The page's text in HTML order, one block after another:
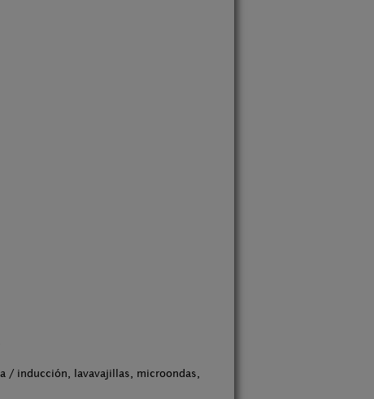
/ inducción, lavavajillas, microondas,